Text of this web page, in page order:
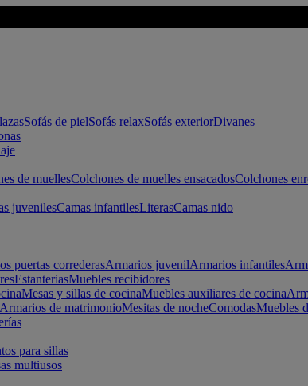
Sofás de pielSofás relaxSofás exteriorDivanes
de muellesColchones de muelles ensacadosColchones
juvenilesCamas infantilesLiterasCamas nido
puertas correderasArmarios juvenilArmarios infantiles
EstanteriasMuebles recibidores
Mesas y sillas de cocinaMuebles auxiliares de cocina
Armarios de matrimonioMesitas de nocheComodasMuebles
para sillas
multiusos